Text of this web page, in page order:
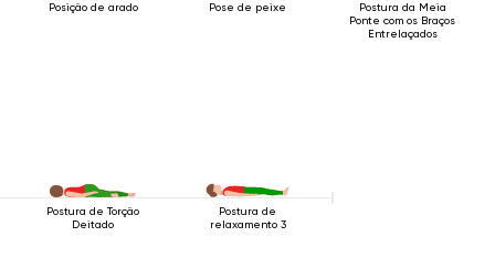
Posição de arado Pose de peixe
Postura da Meia
Ponte com os Braços
Entrelaçados
Postura de Torção
Deitado
Postura de
relaxamento 3